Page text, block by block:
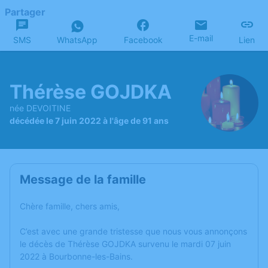
Partager
SMS WhatsApp Facebook E-mail Lien
Thérèse GOJDKA
née DEVOITINE
décédée le 7 juin 2022 à l'âge de 91 ans
Message de la famille
Chère famille, chers amis,
C’est avec une grande tristesse que nous vous annonçons
le décès de Thérèse GOJDKA survenu le mardi 07 juin
2022 à Bourbonne-les-Bains.